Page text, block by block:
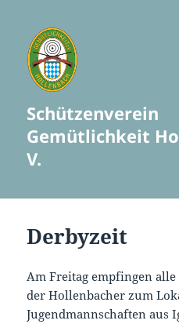
Schützenverein
Gemütlichkeit
V.
Derbyzeit
Am Freitag empfingen
der Hollenbacher zum
Jugendmannschaften aus